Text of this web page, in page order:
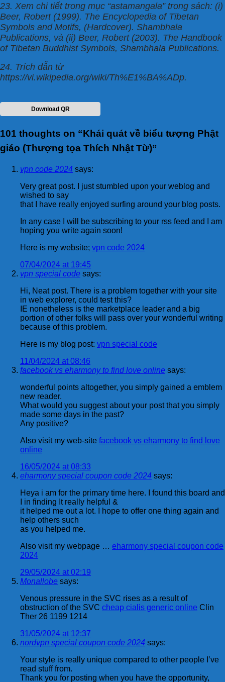
23. Xem chi tiết trong mục “astamangala” trong sách: (i)
Beer, Robert (1999). The Encyclopedia of Tibetan
Symbols and Motifs, (Hardcover). Shambhala
Publications, và (ii) Beer, Robert (2003). The Handbook
of Tibetan Buddhist Symbols, Shambhala Publications.
24. Trích dẫn từ
https://vi.wikipedia.org/wiki/Th%E1%BA%ADp.
Download QR
101 thoughts on “Khái quát về biểu tượng Phật
giáo (Thượng tọa Thích Nhật Từ)”
vpn code 2024 says:
Very great post. I just stumbled upon your weblog and
wished to say
that I have really enjoyed surfing around your blog posts.
In any case I will be subscribing to your rss feed and I am
hoping you write again soon!
Here is my website; vpn code 2024
07/04/2024 at 19:45
vpn special code says:
Hi, Neat post. There is a problem together with your site
in web explorer, could test this?
IE nonetheless is the marketplace leader and a big
portion of other folks will pass over your wonderful writing
because of this problem.
Here is my blog post: vpn special code
11/04/2024 at 08:46
facebook vs eharmony to find love online says:
wonderful points altogether, you simply gained a emblem
new reader.
What would you suggest about your post that you simply
made some days in the past?
Any positive?
Also visit my web-site facebook vs eharmony to find love
online
16/05/2024 at 08:33
eharmony special coupon code 2024 says:
Heya i am for the primary time here. I found this board and
I in finding It really helpful &
it helped me out a lot. I hope to offer one thing again and
help others such
as you helped me.
Also visit my webpage … eharmony special coupon code
2024
29/05/2024 at 02:19
Monallobe says:
Venous pressure in the SVC rises as a result of
obstruction of the SVC cheap cialis generic online Clin
Ther 26 1199 1214
31/05/2024 at 12:37
nordvpn special coupon code 2024 says:
Your style is really unique compared to other people I’ve
read stuff from.
Thank you for posting when you have the opportunity,